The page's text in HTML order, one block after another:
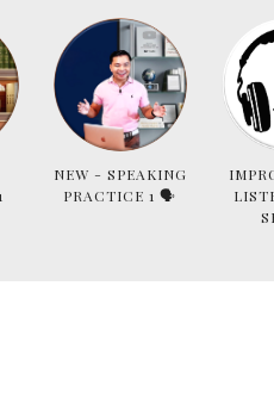
NEW - SPEAKING
PRACTICE 1 🗣